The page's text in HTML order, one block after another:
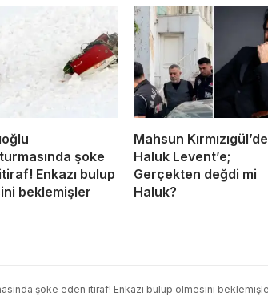
şoke
Enkazı bulup
beklemişler
Mahsun
Haluk Levent’e;
Gerçekten değdi mi
Haluk?
şoke eden itiraf! Enkazı bulup ölmesini